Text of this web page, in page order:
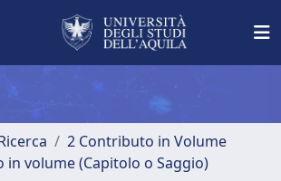
2 Contributo in Volume
in volume (Capitolo o Saggio)